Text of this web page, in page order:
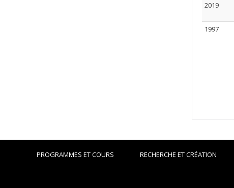
2019
1997
PROGRAMMES ET COURS RECHERCHE ET CRÉATION